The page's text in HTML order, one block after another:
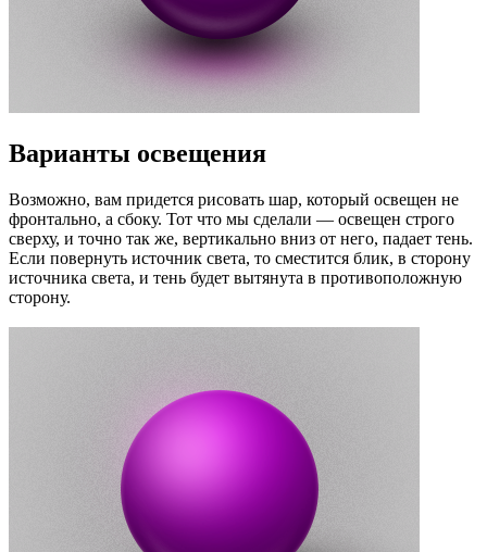
Варианты освещения
Возможно, вам придется рисовать шар, который освещен не
фронтально, а сбоку. Тот что мы сделали — освещен строго
сверху, и точно так же, вертикально вниз от него, падает тень.
Если повернуть источник света, то сместится блик, в сторону
источника света, и тень будет вытянута в противоположную
сторону.